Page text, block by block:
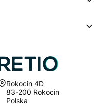
Adres:
Rokocin 4D
83-200 Rokocin
Polska